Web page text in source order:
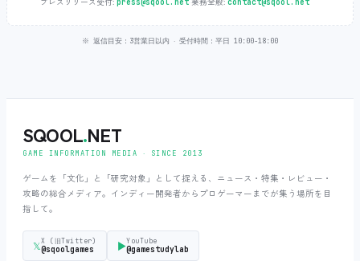
※ 返信目安：3営業日以内 ‧ 受付時間：平日 10:00-18:00
SQOOL.NET
GAME INFORMATION MEDIA ‧ SINCE 2013
ゲームを「文化」と「研究対象」として捉える、ニュース・特集・レビュー・
攻略の総合メディア。インディー開発者からプロゲーマーまでが集う場所を目
指して。
𝕏X (旧Twitter)
@sqoolgames ▶YouTube
@gamestudylab